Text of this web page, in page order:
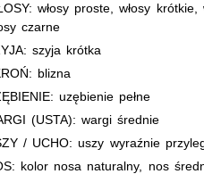
włosy proste, włosy
czarne
szyja krótka
blizna
uzębienie pełne
(USTA): wargi średnie
/ UCHO: uszy wyraźnie
kolor nosa naturalny, nos